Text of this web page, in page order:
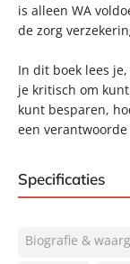
is alleen WA
de zorg
In dit boek lees
je kritisch om
kunt besparen,
een
Specificaties
NUR:
Biografie &